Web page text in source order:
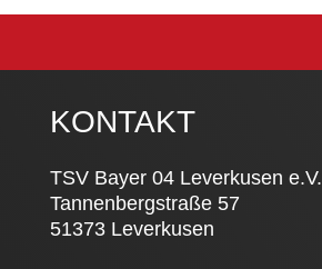
KONTAKT
TSV Bayer 04 Leverkusen e.V.
Tannenbergstraße 57
51373 Leverkusen